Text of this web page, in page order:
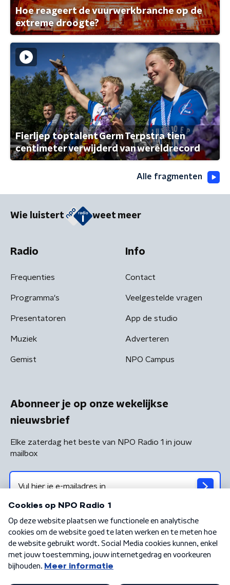
Hoe reageert de vuurwerkbranche op de
extreme droogte?
Fierljep toptalent Germ Terpstra tien
centimeter verwijderd van wereldrecord
Alle fragmenten
Wie luistert weet meer
Radio
Frequenties
Programma's
Presentatoren
Muziek
Gemist
Info
Contact
Veelgestelde vragen
App de studio
Adverteren
NPO Campus
Abonneer je op onze wekelijkse
nieuwsbrief
Elke zaterdag het beste van NPO Radio 1 in jouw
mailbox
Algemene voorwaarden